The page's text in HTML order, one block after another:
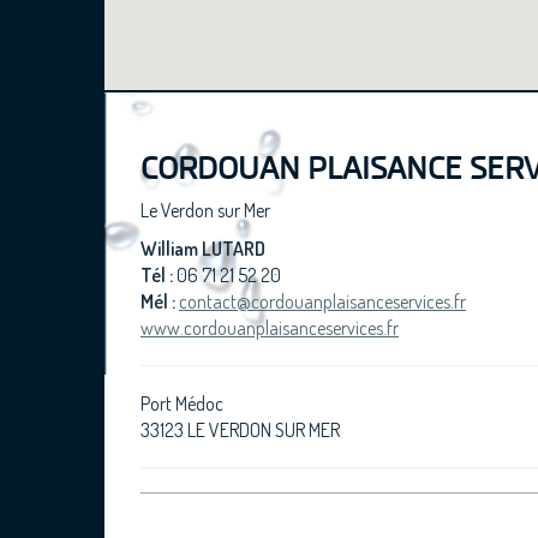
CORDOUAN PLAISANCE
Le Verdon sur Mer
William LUTARD
Tél :06 71 21 52 20
Mél : contact@cordouanplaisanceservices.fr
www.cordouanplaisanceservices.fr
Port Médoc
33123 LE VERDON SUR MER